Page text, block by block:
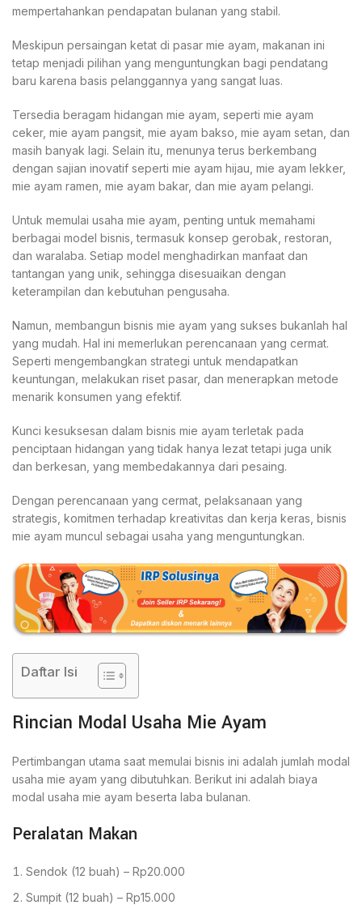
mempertahankan pendapatan bulanan yang stabil.
Meskipun persaingan ketat di pasar mie ayam, makanan ini
tetap menjadi pilihan yang menguntungkan bagi pendatang
baru karena basis pelanggannya yang sangat luas.
Tersedia beragam hidangan mie ayam, seperti mie ayam
ceker, mie ayam pangsit, mie ayam bakso, mie ayam setan, dan
masih banyak lagi. Selain itu, menunya terus berkembang
dengan sajian inovatif seperti mie ayam hijau, mie ayam lekker,
mie ayam ramen, mie ayam bakar, dan mie ayam pelangi.
Untuk memulai usaha mie ayam, penting untuk memahami
berbagai model bisnis, termasuk konsep gerobak, restoran,
dan waralaba. Setiap model menghadirkan manfaat dan
tantangan yang unik, sehingga disesuaikan dengan
keterampilan dan kebutuhan pengusaha.
Namun, membangun bisnis mie ayam yang sukses bukanlah hal
yang mudah. ​​Hal ini memerlukan perencanaan yang cermat.
Seperti mengembangkan strategi untuk mendapatkan
keuntungan, melakukan riset pasar, dan menerapkan metode
menarik konsumen yang efektif.
Kunci kesuksesan dalam bisnis mie ayam terletak pada
penciptaan hidangan yang tidak hanya lezat tetapi juga unik
dan berkesan, yang membedakannya dari pesaing.
Dengan perencanaan yang cermat, pelaksanaan yang
strategis, komitmen terhadap kreativitas dan kerja keras, bisnis
mie ayam muncul sebagai usaha yang menguntungkan.
Daftar Isi
Rincian Modal Usaha Mie Ayam
Pertimbangan utama saat memulai bisnis ini adalah jumlah modal
usaha mie ayam yang dibutuhkan. Berikut ini adalah biaya
modal usaha mie ayam beserta laba bulanan.
Peralatan Makan
Sendok (12 buah) – Rp20.000
Sumpit (12 buah) – Rp15.000